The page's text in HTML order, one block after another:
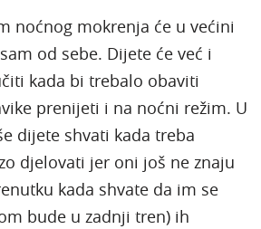
noćnog mokrenja će u većini
od sebe. Dijete će već i
kada bi trebalo obaviti
prenijeti i na noćni režim. U
dijete shvati kada treba
djelovati jer oni još ne znaju
kada shvate da im se
bude u zadnji tren) ih